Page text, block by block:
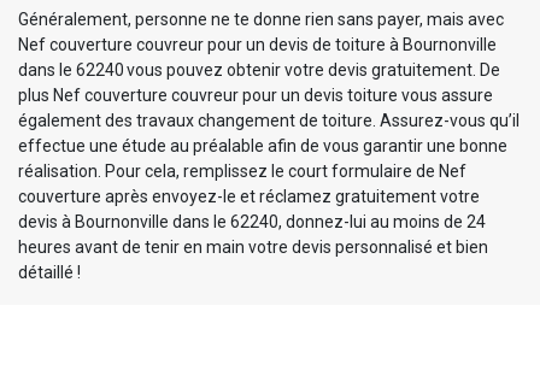
Généralement, personne ne te donne rien sans payer, mais avec
Nef couverture couvreur pour un devis de toiture à Bournonville
dans le 62240 vous pouvez obtenir votre devis gratuitement. De
plus Nef couverture couvreur pour un devis toiture vous assure
également des travaux changement de toiture. Assurez-vous qu’il
effectue une étude au préalable afin de vous garantir une bonne
réalisation. Pour cela, remplissez le court formulaire de Nef
couverture après envoyez-le et réclamez gratuitement votre
devis à Bournonville dans le 62240, donnez-lui au moins de 24
heures avant de tenir en main votre devis personnalisé et bien
détaillé !